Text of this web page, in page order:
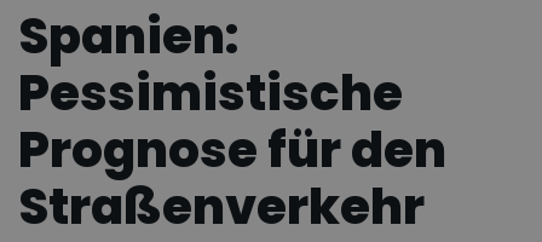
Spanien:
Pessimistische
Prognose für den
Straßenverkehr